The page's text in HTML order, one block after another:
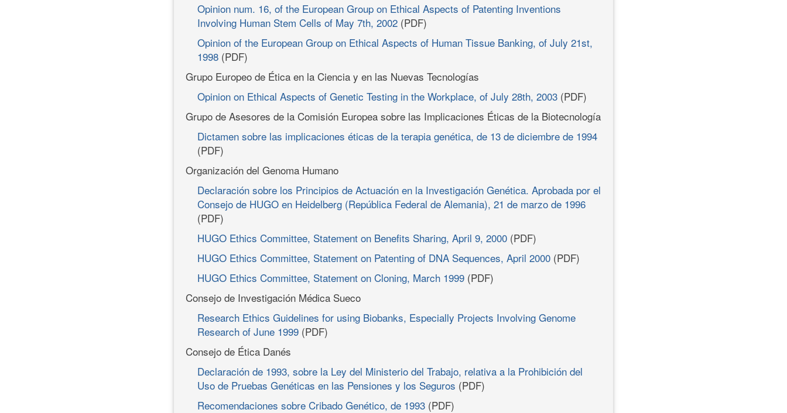
Opinion num. 16, of the European Group on Ethical Aspects of Patenting Inventions
Involving Human Stem Cells of May 7th, 2002 (PDF)
Opinion of the European Group on Ethical Aspects of Human Tissue Banking, of July 21st,
1998 (PDF)
Grupo Europeo de Ética en la Ciencia y en las Nuevas Tecnologías
Opinion on Ethical Aspects of Genetic Testing in the Workplace, of July 28th, 2003 (PDF)
Grupo de Asesores de la Comisión Europea sobre las Implicaciones Éticas de la Biotecnología
Dictamen sobre las implicaciones éticas de la terapia genética, de 13 de diciembre de 1994
(PDF)
Organización del Genoma Humano
Declaración sobre los Principios de Actuación en la Investigación Genética. Aprobada por el
Consejo de HUGO en Heidelberg (República Federal de Alemania), 21 de marzo de 1996
(PDF)
HUGO Ethics Committee, Statement on Benefits Sharing, April 9, 2000 (PDF)
HUGO Ethics Committee, Statement on Patenting of DNA Sequences, April 2000 (PDF)
HUGO Ethics Committee, Statement on Cloning, March 1999 (PDF)
Consejo de Investigación Médica Sueco
Research Ethics Guidelines for using Biobanks, Especially Projects Involving Genome
Research of June 1999 (PDF)
Consejo de Ética Danés
Declaración de 1993, sobre la Ley del Ministerio del Trabajo, relativa a la Prohibición del
Uso de Pruebas Genéticas en las Pensiones y los Seguros (PDF)
Recomendaciones sobre Cribado Genético, de 1993 (PDF)